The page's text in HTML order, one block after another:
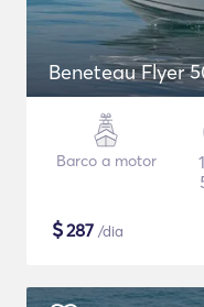
Beneteau Flyer
Barco a motor
$287 /dia